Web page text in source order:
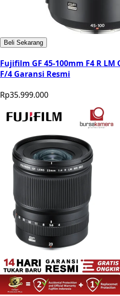
Beli Sekarang
Fujifilm GF 45-100mm F4 R LM
F/4 Garansi Resmi
Rp35.999.000